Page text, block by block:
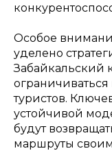
Особое
уделено
Забайкальский
туристов.
устойчивой
будут
маршруты